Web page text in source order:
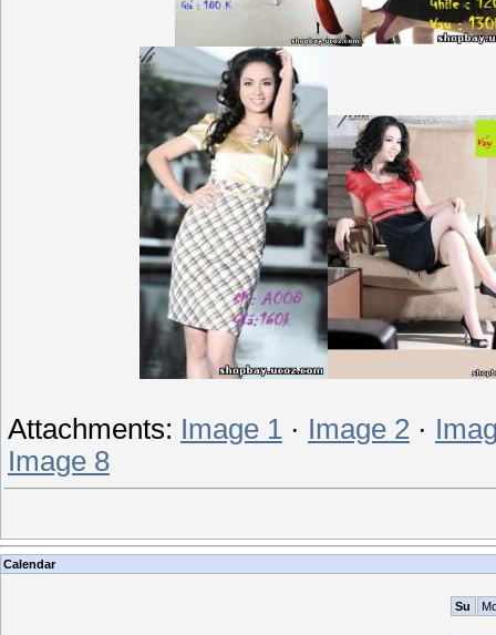
Attachments: Image 1 · Image 2 ·
Image 8
Calendar
Su